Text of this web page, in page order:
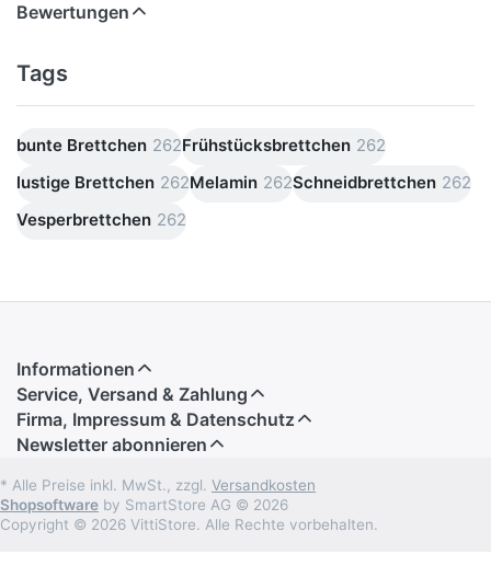
Bewertungen
Tags
bunte Brettchen 262Frühstücksbrettchen 262
lustige Brettchen 262Melamin 262Schneidbrettchen 262
Vesperbrettchen 262
Informationen
Service, Versand & Zahlung
Firma, Impressum & Datenschutz
Newsletter abonnieren
* Alle Preise inkl. MwSt., zzgl. Versandkosten
Shopsoftware by SmartStore AG © 2026
Copyright © 2026 VittiStore. Alle Rechte vorbehalten.